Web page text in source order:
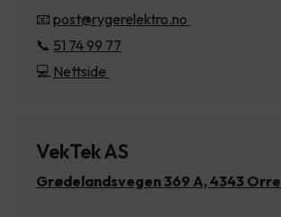
📧 post@rygerelektro.no
📞 51 74 99 77
💻 Nettside
VekTek AS
Grødelandsvegen 369 A, 4343 Orre